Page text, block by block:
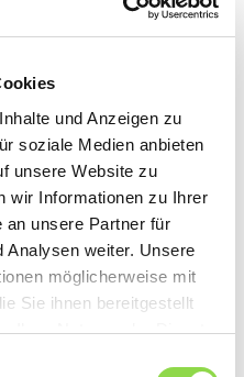
und Anzeigen zu
soziale Medien anbieten
unsere Website zu
wir Informationen zu Ihrer
an unsere Partner für
Analysen weiter. Unsere
möglicherweise mit
Sie ihnen bereitgestellt
Ihrer Nutzung der Dienste
afin d’éviter de le
spécial « Jeans ».
spécialement
de séchage sur
une forme
de repasser les